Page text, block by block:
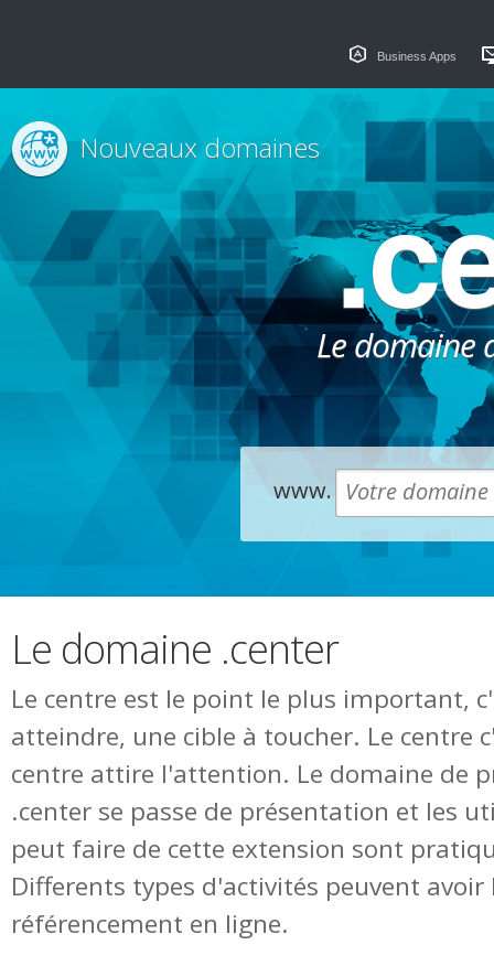
Business Apps
Le domaine
Nouveaux domaines
www.
Le domaine .center
Le centre est le point le plus important,
atteindre, une cible à toucher. Le centre
centre attire l'attention. Le domaine de
.center se passe de présentation et les
peut faire de cette extension sont
Differents types d'activités peuvent avoir
référencement en ligne.